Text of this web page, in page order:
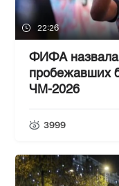
22:26
ФИФА назвала
пробежавших
ЧМ-2026
3999